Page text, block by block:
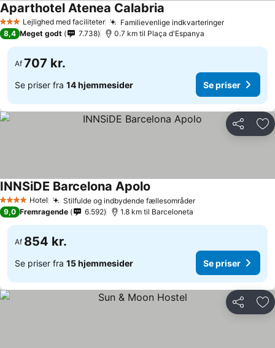
3 StjernerLejlighed med faciliteter Familievenlige indkvarteringer
Aparthotel Atenea Calabria
8,4 Meget godt 7.738 0.7 km til Plaça d'Espanya
Af 707 kr.
Se priser fra 14 hjemmesider Se priser
Del
4 StjernerHotel Stilfulde og indbydende fællesområder
INNSiDE Barcelona Apolo
9,0 Fremragende 6.592 1.8 km til Barceloneta
Af 854 kr.
Se priser fra 15 hjemmesider Se priser
Del